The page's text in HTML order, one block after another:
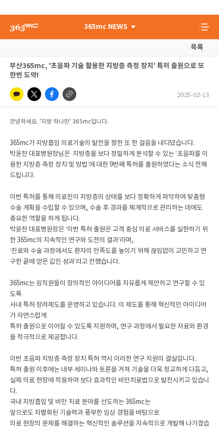
365mc NEWS
목록
부산365mc, '초음파 기술 활용한 지방층 측정 장치' 특허 출원으로 또
한번 도약!
2025-02-13
안녕하세요. '지방 하나만' 365mc입니다.
365mc가 지방흡입 의료기술의 발전을 향한 또 한 걸음을 내디뎠습니다.
박윤찬 대표병원장님은 지방층을 보다 정밀하게 분석할 수 있는 ‘초음파를 이
용한 지방층 측정 장치 및 방법’에 대한 9번째 특허를 출원하였다는 소식 전해
드립니다.
이번 특허를 통해 의료진이 지방층의 상태를 보다 정확하게 파악하여 맞춤형
수술 계획을 수립할 수 있으며, 수술 후 경과를 체계적으로 관리하는 데에도
중요한 역할을 하게 됩니다.
박윤찬 대표병원장은 ‘이번 특허 출원은 고객 중심 의료 서비스를 실현하기 위
한 365mc의 지속적인 연구와 도전의 결과’라며,
‘진료와 수술 과정에서도 환자의 만족도를 높이기 위해 끊임없이 고민하고 연
구한 끝에 얻은 값진 성과’라고 전했습니다.
365mc는 임직원들이 창의적인 아이디어를 자유롭게 제안하고 연구할 수 있
도록
사내 특허 장려제도를 운영하고 있습니다. 이 제도를 통해 혁신적인 아이디어
가 자연스럽게
특허 출원으로 이어질 수 있도록 지원하며, 연구 과정에서 필요한 자료와 환경
을 적극적으로 제공합니다.
이번 초음파 지방층 측정 장치 특허 역시 이러한 연구 지원의 결실입니다.
특허 출원 이후에는 내부 세미나와 토론을 거쳐 기술을 더욱 정교하게 다듬고,
실제 의료 현장에 적용하여 보다 효과적인 비만치료법으로 발전시키고 있습니
다.
국내 지방흡입 및 비만 치료 분야를 선도하는 365mc는
앞으로도 차별화된 기술력과 풍부한 임상 경험을 바탕으로
의료 현장의 문제를 해결하는 혁신적인 솔루션을 지속적으로 개발해 나가겠습